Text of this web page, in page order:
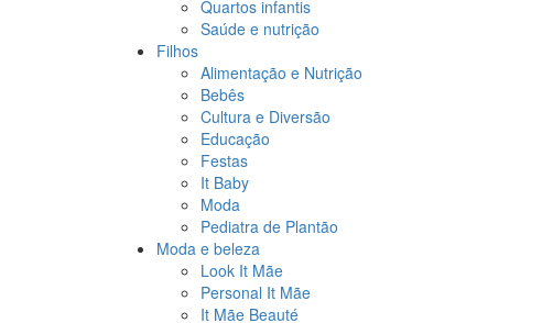
Quartos infantis
Saúde e nutrição
Filhos
Alimentação e Nutrição
Bebês
Cultura e Diversão
Educação
Festas
It Baby
Moda
Pediatra de Plantão
Moda e beleza
Look It Mãe
Personal It Mãe
It Mãe Beauté